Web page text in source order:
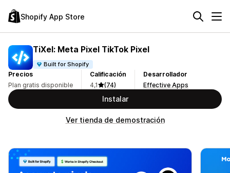
Shopify App Store
TiXel: Meta Pixel TikTok Pixel
Built for Shopify
Precios
Plan gratis disponible
Calificación
4,1
(74)
Desarrollador
Effective Apps
Instalar
Ver tienda de demostración